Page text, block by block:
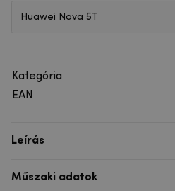
Huawei Nova 5T
Kategória
EAN
Leírás
Műszaki adatok